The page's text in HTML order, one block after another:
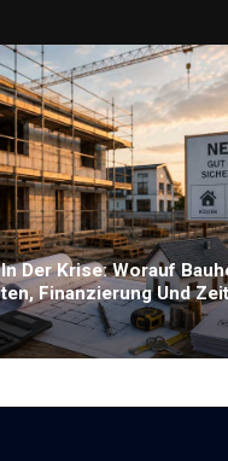
Der Krise: Worauf
Finanzierung Und